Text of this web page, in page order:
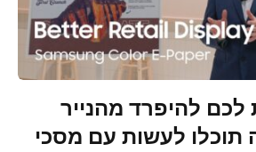
להיפרד מהנייר
תוכלו לעשות עם מסכי